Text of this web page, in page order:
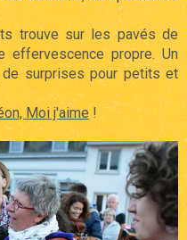
trouve sur les pavés de
effervescence propre. Un
de surprises pour petits et
Moi j'aime !